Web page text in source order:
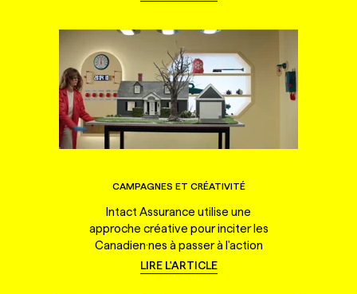
CAMPAGNES ET CRÉATIVITÉ
Intact Assurance utilise une
approche créative pour inciter les
Canadien·nes à passer à l'action
LIRE L'ARTICLE